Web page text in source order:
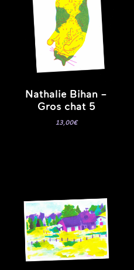
Nathalie Bihan –
Gros chat 5
13,00€